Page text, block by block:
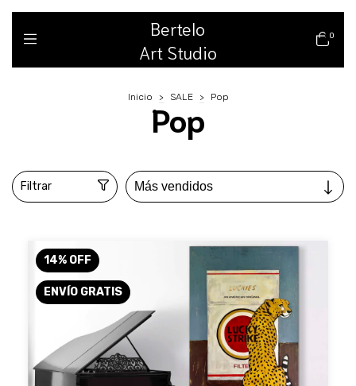
Bertelo
Art Studio
0
Inicio > SALE > Pop
Pop
Filtrar
14% OFF
ENVÍO GRATIS